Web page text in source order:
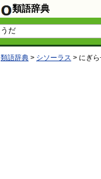
類語辞典
類語辞典 > シソーラス > にぎ